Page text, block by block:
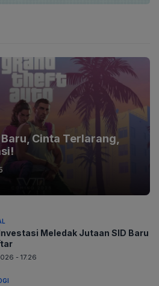
Cinta Terlarang,
Meledak Jutaan SID Baru
- 17.26